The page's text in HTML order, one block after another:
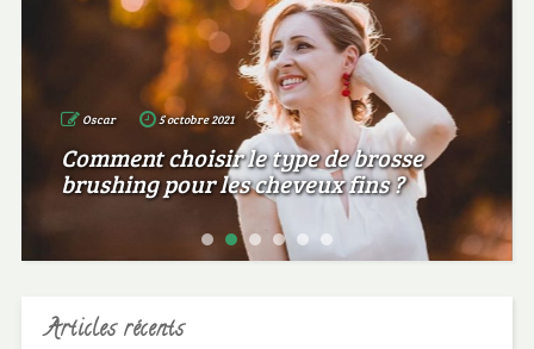
Oscar 5 octobre 2021
Comment choisir le type de brosse
brushing pour les cheveux fins ?
Articles récents